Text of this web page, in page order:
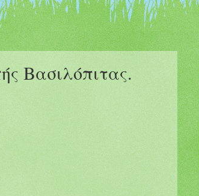
Βασιλόπιτας.